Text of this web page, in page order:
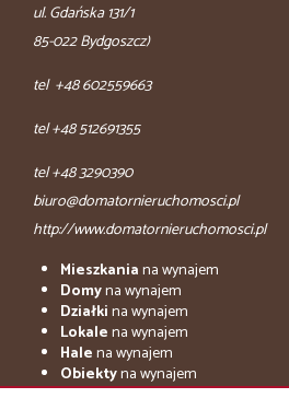
ul. Gdańska 131/1
85-022 Bydgoszcz)
tel +48 602559663
tel +48 512691355
tel +48 3290390
biuro@domatornieruchomosci.pl
http://www.domatornieruchomosci.pl
Mieszkaniana wynajem
Domyna wynajem
Działkina wynajem
Lokalena wynajem
Halena wynajem
Obiektyna wynajem